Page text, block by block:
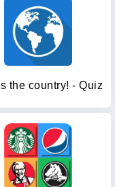
the country! - Quiz